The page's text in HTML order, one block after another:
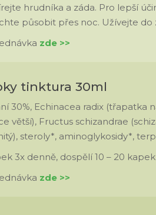
hrudníka a záda. Pro lepší
působit přes noc. Užívejte
zde >>
tinktura 30ml
30%, Echinacea radix (třapatka
větší), Fructus schizandrae
steroly*, aminoglykosidy*,
3x denně, dospělí 10 – 20
zde >>